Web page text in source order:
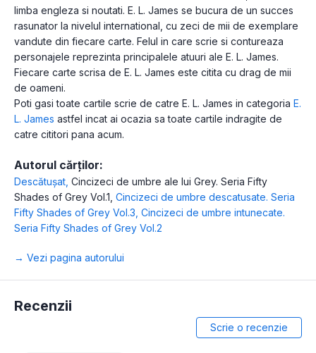
limba engleza si noutati. E. L. James se bucura de un succes
rasunator la nivelul international, cu zeci de mii de exemplare
vandute din fiecare carte. Felul in care scrie si contureaza
personajele reprezinta principalele atuuri ale E. L. James.
Fiecare carte scrisa de E. L. James este citita cu drag de mii
de oameni.
Poti gasi toate cartile scrie de catre E. L. James in categoria E.
L. James astfel incat ai ocazia sa toate cartile indragite de
catre cititori pana acum.
Autorul cărților:
Descătușat Cincizeci de umbre ale lui Grey. Seria Fifty
Shades of Grey Vol.1 Cincizeci de umbre descatusate. Seria
Fifty Shades of Grey Vol.3 Cincizeci de umbre intunecate.
Seria Fifty Shades of Grey Vol.2
→ Vezi pagina autorului
Recenzii
Scrie o recenzie